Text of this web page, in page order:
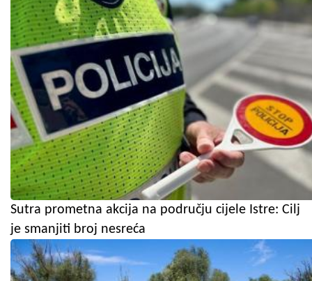
Sutra prometna akcija na području cijele Istre: Cilj
je smanjiti broj nesreća